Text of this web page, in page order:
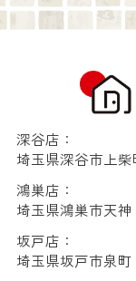
深谷店：
埼玉県深谷市上柴
鴻巣店：
埼玉県鴻巣市天神
坂戸店：
埼玉県坂戸市泉町